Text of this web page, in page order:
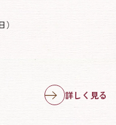
）
詳しく見る